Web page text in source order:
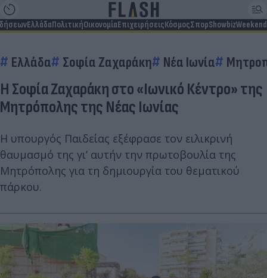
ΕλλάδαΠολιτικήΟικονομίαΕπιχειρήσειςΚόσμοςΣπορShowbizWeekend
Ελλάδα Σοφία Ζαχαράκη Νέα Ιωνία
Η Σοφία Ζαχαράκη στο «Ιωνικό Κέντρο» της
Μητρόπολης της Νέας Ιωνίας
Η υπουργός Παιδείας εξέφρασε τον ειλικρινή
θαυμασμό της γι’ αυτήν την πρωτοβουλία της
Μητρόπολης για τη δημιουργία του θεματικού
πάρκου.